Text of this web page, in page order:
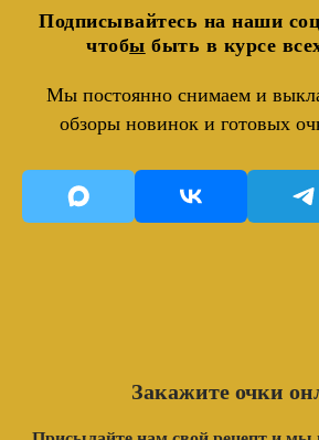
Подписывайтесь на наши
чтобы быть в курсе
Мы постоянно снимаем и
обзоры новинок и готовых
Закажите очки